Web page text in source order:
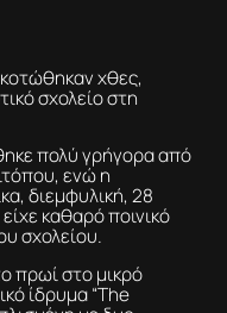
χθες,
σχολείο στη
πολύ γρήγορα από
ενώ η
διεμφυλική, 28
καθαρό ποινικό
σχολείου.
πρωί στο μικρό
ίδρυμα “The